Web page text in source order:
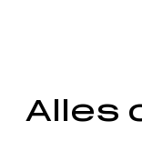
Alles